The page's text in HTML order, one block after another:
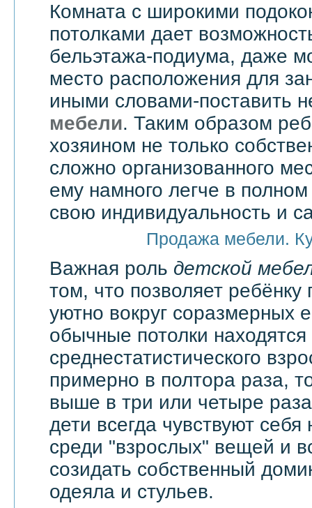
Комната с широкими
потолками дает
бельэтажа-подиума, даже
место расположения для
иными словами-поставить
мебели. Таким образом
хозяином не только
сложно организованного
ему намного легче в
свою индивидуальность и
Продажа мебели.
Важная роль детской
том, что позволяет ребёнку
уютно вокруг соразмерных
обычные потолки
среднестатистического
примерно в полтора раза,
выше в три или четыре
дети всегда чувствуют
среди "взрослых" вещей и
созидать собственный
одеяла и стульев.